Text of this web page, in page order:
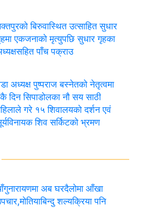
बिरुवास्थित उत्साहित सुधार
एकजनाको मृत्युपछि सुधार गृहका
पाँच पक्राउ
अध्यक्ष पुष्पराज बस्नेतको नेतृत्वमा
दिन सिपाडोलका नौ सय साठी
गरे १५ शिवालयको दर्शन एवं
शिव सर्किटको भ्रमण
अब घरदैलोमा आँखा
शल्यक्रिया पनि